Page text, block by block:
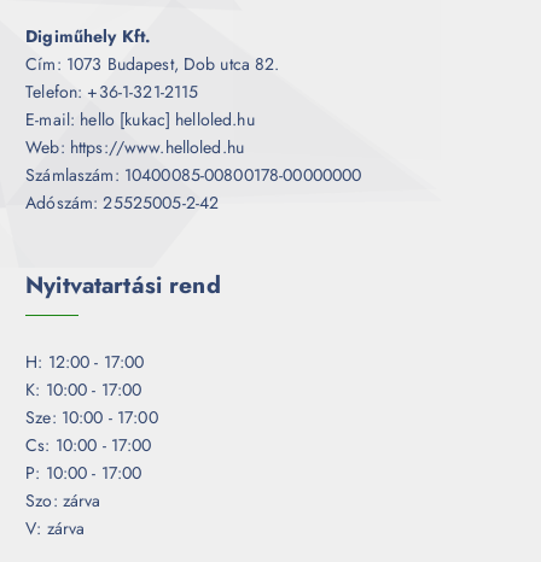
Digiműhely Kft.
Cím: 1073 Budapest, Dob utca 82.
Telefon: +36-1-321-2115
E-mail: hello [kukac] helloled.hu
Web: https://www.helloled.hu
Számlaszám: 10400085-00800178-00000000
Adószám: 25525005-2-42
Nyitvatartási rend
H: 12:00 - 17:00
K: 10:00 - 17:00
Sze: 10:00 - 17:00
Cs: 10:00 - 17:00
P: 10:00 - 17:00
Szo: zárva
V: zárva